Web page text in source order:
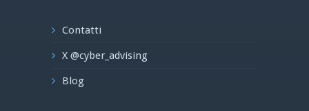
Contatti
X @cyber_advising
Blog